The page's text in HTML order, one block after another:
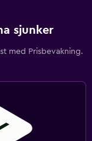
sjunker
med Prisbevakning.